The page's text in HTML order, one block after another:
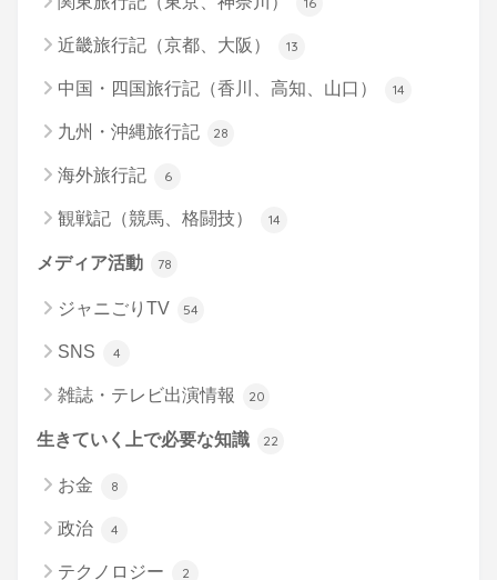
近畿旅行記（京都、大阪） 13
中国・四国旅行記（香川、高知、山口） 14
九州・沖縄旅行記 28
海外旅行記 6
観戦記（競馬、格闘技） 14
メディア活動 78
ジャニごりTV 54
SNS 4
雑誌・テレビ出演情報 20
生きていく上で必要な知識 22
お金 8
政治 4
テクノロジー 2